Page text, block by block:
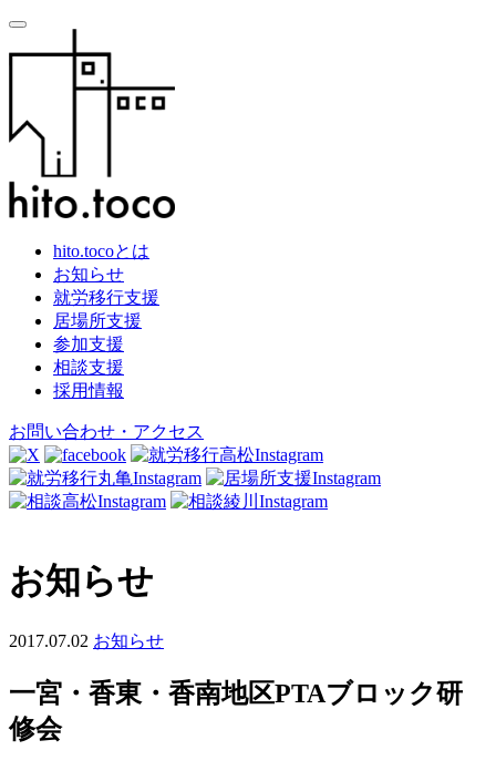
hito.tocoとは
お知らせ
就労移行支援
居場所支援
参加支援
相談支援
採用情報
お問い合わせ・アクセス
お知らせ
2017.07.02 お知らせ
一宮・香東・香南地区PTAブロック研
修会